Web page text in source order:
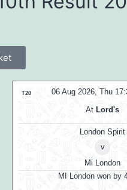
06 Aug 2026, Thu
T20
At Lord's
London Spirit
v
Mi London
MI London Women won